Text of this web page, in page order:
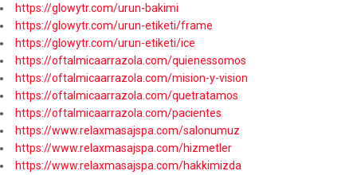
https://glowytr.com/urun-bakimi
https://glowytr.com/urun-etiketi/frame
https://glowytr.com/urun-etiketi/ice
https://oftalmicaarrazola.com/quienessomos
https://oftalmicaarrazola.com/mision-y-vision
https://oftalmicaarrazola.com/quetratamos
https://oftalmicaarrazola.com/pacientes
https://www.relaxmasajspa.com/salonumuz
https://www.relaxmasajspa.com/hizmetler
https://www.relaxmasajspa.com/hakkimizda